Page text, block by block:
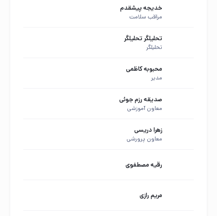
خدیجه پیشقدم
مراقب سلامت
تحلیلگر تحلیلگر
تحلیلگر
محبوبه کاظمی
مدیر
صدیقه رزم جوئی
معاون آموزشی
زهرا دریسی
معاون پرورشی
رقیه مصطفوی
مریم رازی